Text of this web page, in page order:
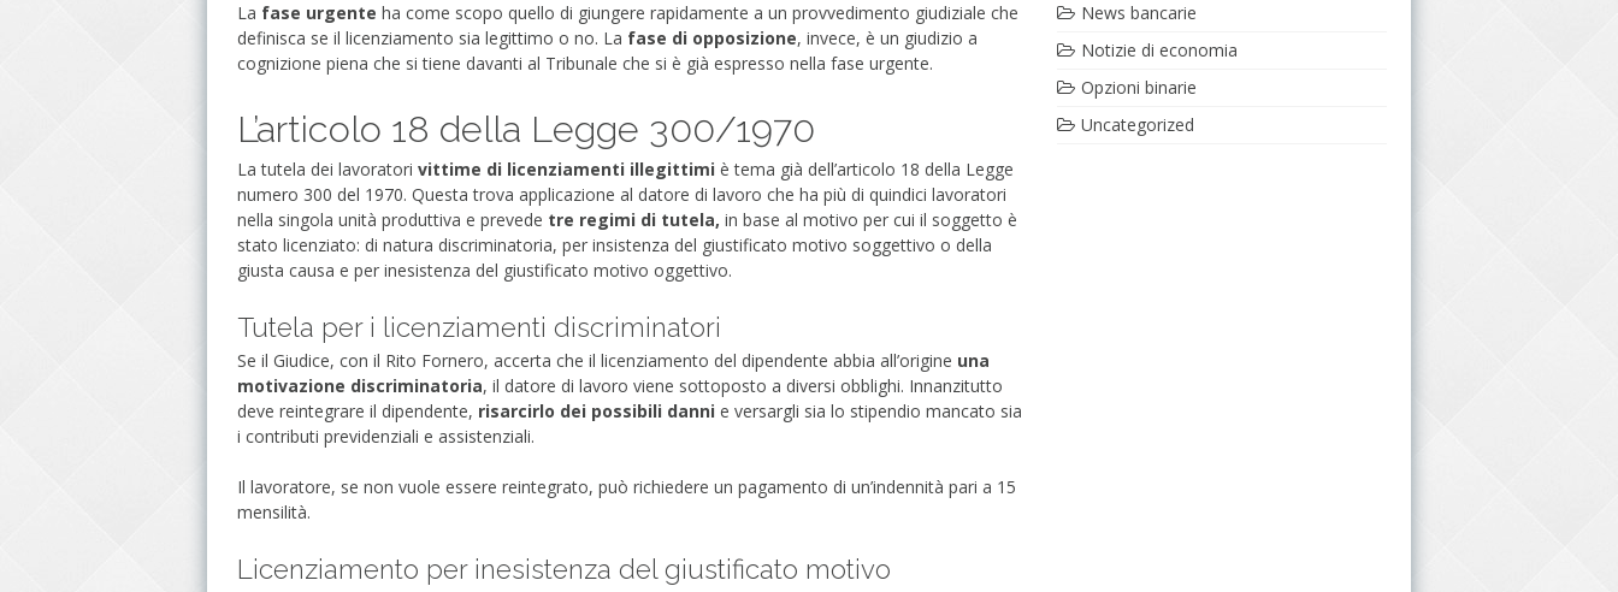
La fase urgente ha come scopo quello di giungere rapidamente a un provvedimento giudiziale che
definisca se il licenziamento sia legittimo o no. La fase di opposizione, invece, è un giudizio a
cognizione piena che si tiene davanti al Tribunale che si è già espresso nella fase urgente.
L’articolo 18 della Legge 300/1970
La tutela dei lavoratori vittime di licenziamenti illegittimi è tema già dell’articolo 18 della Legge
numero 300 del 1970. Questa trova applicazione al datore di lavoro che ha più di quindici lavoratori
nella singola unità produttiva e prevede tre regimi di tutela, in base al motivo per cui il soggetto è
stato licenziato: di natura discriminatoria, per insistenza del giustificato motivo soggettivo o della
giusta causa e per inesistenza del giustificato motivo oggettivo.
Tutela per i licenziamenti discriminatori
Se il Giudice, con il Rito Fornero, accerta che il licenziamento del dipendente abbia all’origine una
motivazione discriminatoria, il datore di lavoro viene sottoposto a diversi obblighi. Innanzitutto
deve reintegrare il dipendente, risarcirlo dei possibili danni e versargli sia lo stipendio mancato sia
i contributi previdenziali e assistenziali.
Il lavoratore, se non vuole essere reintegrato, può richiedere un pagamento di un’indennità pari a 15
mensilità.
Licenziamento per inesistenza del giustificato motivo
News bancarie
Notizie di economia
Opzioni binarie
Uncategorized